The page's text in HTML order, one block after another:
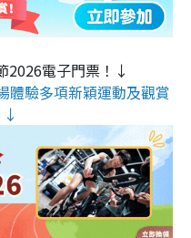
2026電子門票！↓
體驗多項新穎運動及觀賞
↓